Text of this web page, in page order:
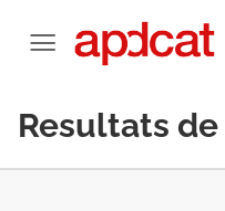
Resultats